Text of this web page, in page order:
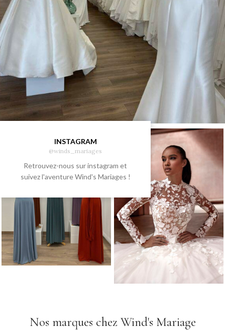
INSTAGRAM
@winds_mariages
Retrouvez-nous sur instagram et
suivez l'aventure Wind's Mariages !
Nos marques chez Wind's Mariage